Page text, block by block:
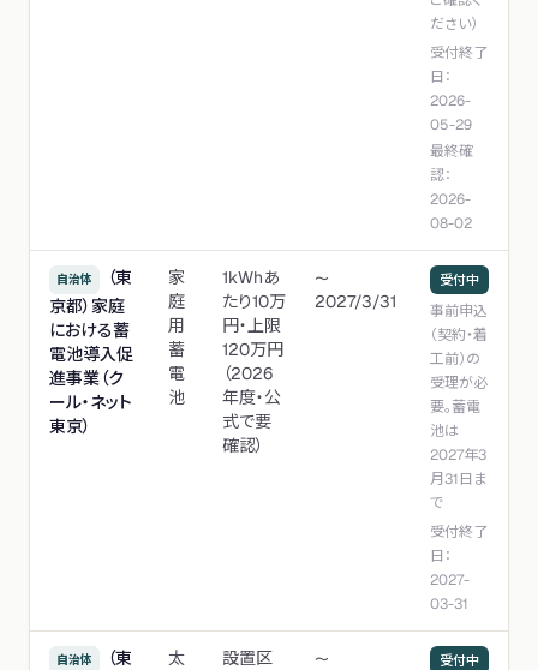
ださい）
受付終了
日：
2026-
05-29
最終確
認：
2026-
08-02
自治体
（東
京都）家庭
における蓄
電池導入促
進事業（ク
ール・ネット
東京）
家
庭
用
蓄
電
池
1kWhあ
たり10万
円・上限
120万円
（2026
年度・公
式で要
確認）
〜
2027/3/31
受付中
事前申込
（契約・着
工前）の
受理が必
要。蓄電
池は
2027年3
月31日ま
で
受付終了
日：
2027-
03-31
自治体
（東
太
設置区
〜
受付中